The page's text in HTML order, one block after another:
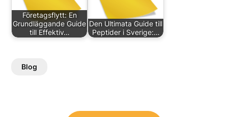
Företagsflytt: En
Grundläggande Guide
till Effektiv…
Den Ultimata Guide till
Peptider i Sverige:…
Blog